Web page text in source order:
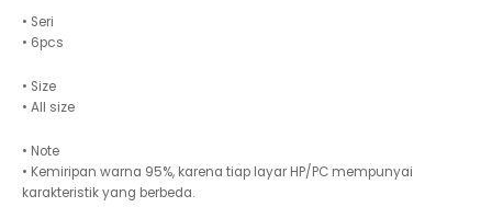
• Seri
• 6pcs
• Size
• All size
• Note
• Kemiripan warna 95%, karena tiap layar HP/PC mempunyai
karakteristik yang berbeda.